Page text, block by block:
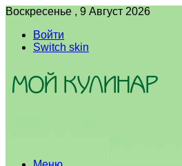
Воскресенье , 9 Август 2026
Войти
Switch skin